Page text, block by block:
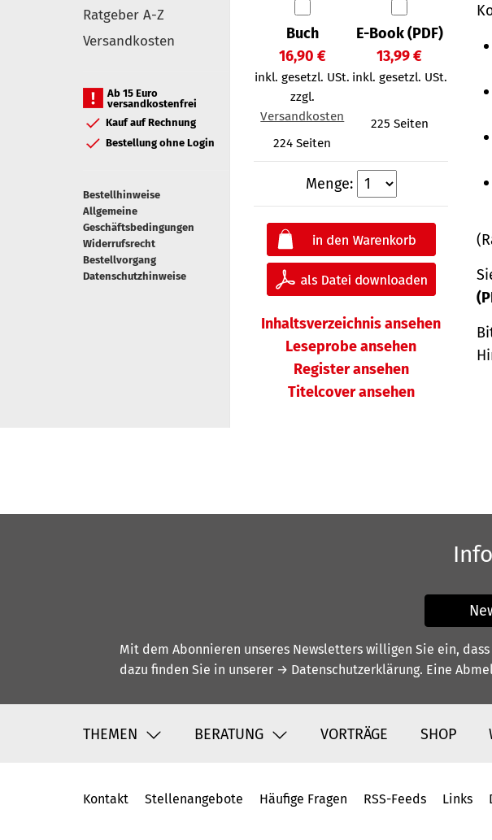
Ratgeber A-Z
Versandkosten
Ab 15 Euro
versandkostenfrei
Kauf auf Rechnung
Bestellung ohne Login
Bestellhinweise
Allgemeine
Geschäftsbedingungen
Widerrufsrecht
Bestellvorgang
Datenschutzhinweise
Buch
16,90 €
inkl. gesetzl. USt.
zzgl.
Versandkosten
224 Seiten
E-Book (PDF)
13,99 €
inkl. gesetzl. USt.
225 Seiten
Menge:
Inhaltsverzeichnis ansehen
Leseprobe ansehen
Register ansehen
Titelcover ansehen
Mit dem Abonnieren unseres Newsletters willigen Sie ein,
dazu finden Sie in unserer → Datenschutzerklärung. Eine
THEMEN BERATUNG VORTRÄGE SHOP
Fußbereich
Kontakt Stellenangebote Häufige Fragen RSS-Feeds Links